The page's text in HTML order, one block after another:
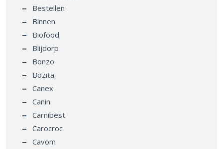
Bestellen
Binnen
Biofood
Blijdorp
Bonzo
Bozita
Canex
Canin
Carnibest
Carocroc
Cavom